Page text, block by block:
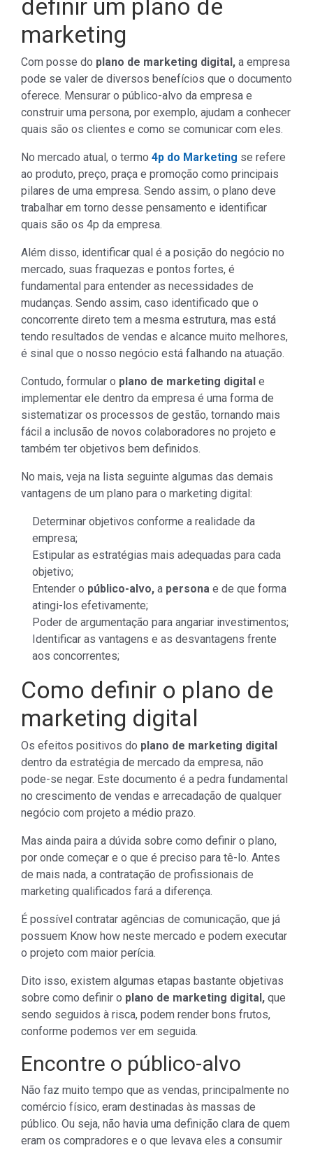
definir um plano de
marketing
Com posse do plano de marketing digital, a empresa
pode se valer de diversos benefícios que o documento
oferece. Mensurar o público-alvo da empresa e
construir uma persona, por exemplo, ajudam a conhecer
quais são os clientes e como se comunicar com eles.
No mercado atual, o termo 4p do Marketing se refere
ao produto, preço, praça e promoção como principais
pilares de uma empresa. Sendo assim, o plano deve
trabalhar em torno desse pensamento e identificar
quais são os 4p da empresa.
Além disso, identificar qual é a posição do negócio no
mercado, suas fraquezas e pontos fortes, é
fundamental para entender as necessidades de
mudanças. Sendo assim, caso identificado que o
concorrente direto tem a mesma estrutura, mas está
tendo resultados de vendas e alcance muito melhores,
é sinal que o nosso negócio está falhando na atuação.
Contudo, formular o plano de marketing digital e
implementar ele dentro da empresa é uma forma de
sistematizar os processos de gestão, tornando mais
fácil a inclusão de novos colaboradores no projeto e
também ter objetivos bem definidos.
No mais, veja na lista seguinte algumas das demais
vantagens de um plano para o marketing digital:
Determinar objetivos conforme a realidade da
empresa;
Estipular as estratégias mais adequadas para cada
objetivo;
Entender o público-alvo, a persona e de que forma
atingi-los efetivamente;
Poder de argumentação para angariar investimentos;
Identificar as vantagens e as desvantagens frente
aos concorrentes;
Como definir o plano de
marketing digital
Os efeitos positivos do plano de marketing digital
dentro da estratégia de mercado da empresa, não
pode-se negar. Este documento é a pedra fundamental
no crescimento de vendas e arrecadação de qualquer
negócio com projeto a médio prazo.
Mas ainda paira a dúvida sobre como definir o plano,
por onde começar e o que é preciso para tê-lo. Antes
de mais nada, a contratação de profissionais de
marketing qualificados fará a diferença.
É possível contratar agências de comunicação, que já
possuem Know how neste mercado e podem executar
o projeto com maior perícia.
Dito isso, existem algumas etapas bastante objetivas
sobre como definir o plano de marketing digital, que
sendo seguidos à risca, podem render bons frutos,
conforme podemos ver em seguida.
Encontre o público-alvo
Não faz muito tempo que as vendas, principalmente no
comércio físico, eram destinadas às massas de
público. Ou seja, não havia uma definição clara de quem
eram os compradores e o que levava eles a consumir